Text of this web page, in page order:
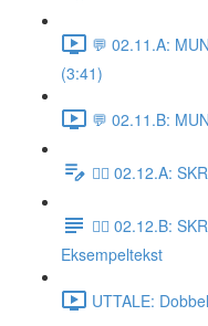
💬 02.11.A:
(3:41)
💬 02.11.B:
✍🏼 02.12.A:
✍🏼 02.12.B:
Eksempeltekst
UTTALE: